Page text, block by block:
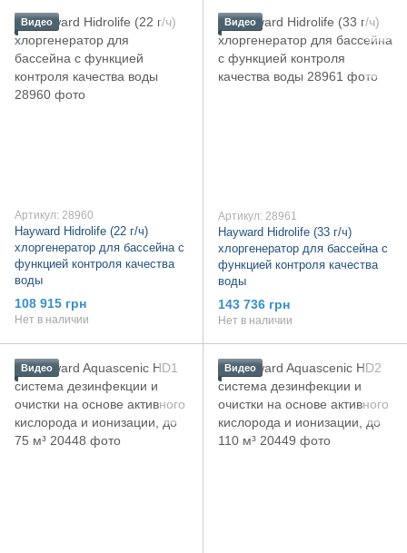
Видео
Артикул: 28960
Hayward Hidrolife (22 г/ч)
хлоргенератор для бассейна с
функцией контроля качества
воды
108 915 грн
Нет в наличии
Видео
Артикул: 28961
Hayward Hidrolife (33 г/ч)
хлоргенератор для бассейна с
функцией контроля качества
воды
143 736 грн
Нет в наличии
Видео Видео